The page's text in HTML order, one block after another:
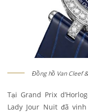
Đồng hồ Van Cleef
Tại Grand Prix
Lady Jour Nuit đã